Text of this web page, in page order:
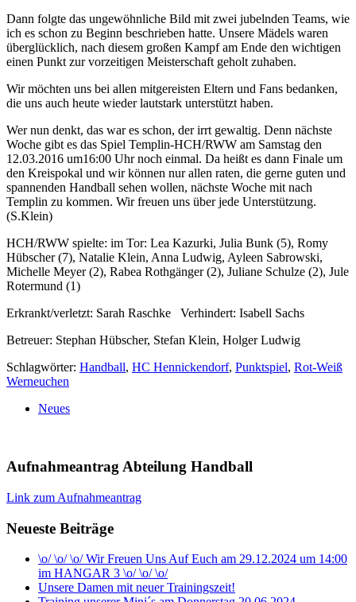
Dann folgte das ungewöhnliche Bild mit zwei jubelnden Teams, wie
ich es schon zu Beginn beschrieben hatte. Unsere Mädels waren
überglücklich, nach diesem großen Kampf am Ende den wichtigen
einen Punkt zur vorzeitigen Meisterschaft geholt zuhaben.
Wir möchten uns bei allen mitgereisten Eltern und Fans bedanken,
die uns auch heute wieder lautstark unterstützt haben.
Wer nun denkt, das war es schon, der irrt gewaltig. Denn nächste
Woche gibt es das Spiel Templin-HCH/RWW am Samstag den
12.03.2016 um16:00 Uhr noch einmal. Da heißt es dann Finale um
den Kreispokal und wir können nur allen raten, die gerne guten und
spannenden Handball sehen wollen, nächste Woche mit nach
Templin zu kommen. Wir freuen uns über jede Unterstützung.
(S.Klein)
HCH/RWW spielte: im Tor: Lea Kazurki, Julia Bunk (5), Romy
Hübscher (7), Natalie Klein, Anna Ludwig, Ayleen Sabrowski,
Michelle Meyer (2), Rabea Rothgänger (2), Juliane Schulze (2), Jule
Rotermund (1)
Erkrankt/verletzt: Sarah Raschke Verhindert: Isabell Sachs
Betreuer: Stephan Hübscher, Stefan Klein, Holger Ludwig
Schlagwörter: Handball, HC Hennickendorf, Punktspiel, Rot-Weiß
Werneuchen
Neues
Aufnahmeantrag Abteilung Handball
Link zum Aufnahmeantrag
Neueste Beiträge
\o/ \o/ \o/ Wir Freuen Uns Auf Euch am 29.12.2024 um 14:00
im HANGAR 3 \o/ \o/ \o/
Unsere Damen mit neuer Trainingszeit!